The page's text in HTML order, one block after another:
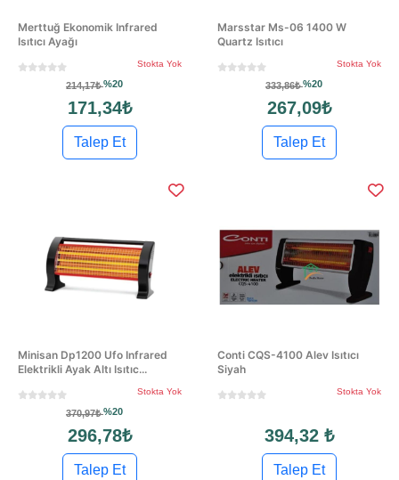
Merttuğ Ekonomik Infrared
Isıtıcı Ayağı
Stokta Yok
214,17₺%20
171,34₺
Talep Et
Marsstar Ms-06 1400 W
Quartz Isıtıcı
Stokta Yok
333,86₺%20
267,09₺
Talep Et
Minisan Dp1200 Ufo Infrared
Elektrikli Ayak Altı Isıtıc...
Stokta Yok
370,97₺%20
296,78₺
Talep Et
Conti CQS-4100 Alev Isıtıcı
Siyah
Stokta Yok
394,32 ₺
Talep Et